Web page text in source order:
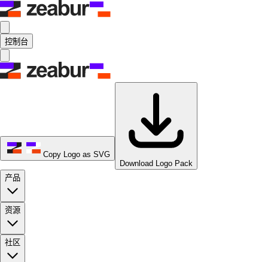
控制台
Copy Logo as SVG
Download Logo Pack
产品
资源
社区